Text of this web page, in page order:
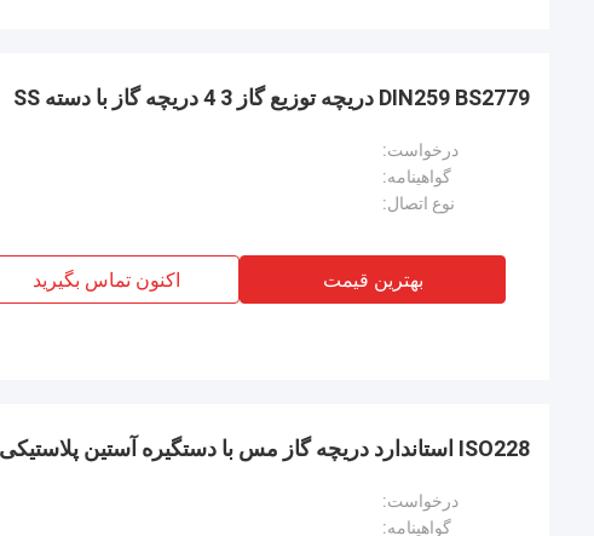
DIN259 BS2779 دریچه توزیع گاز 3 4 دریچه گاز با دسته SS
درخواست:
گواهینامه:
نوع اتصال:
بهترین قیمت اکنون تماس بگیرید
ISO228 استاندارد دریچه گاز مس با دستگیره آستین پلاستیکی
درخواست:
گواهینامه: